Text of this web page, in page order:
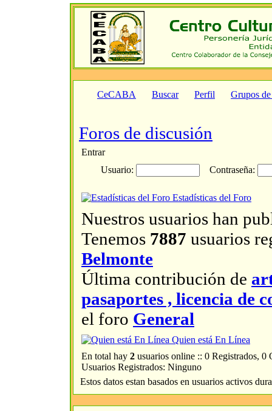
CeCABA Buscar Perfil Grupos
Foros de discusión
Entrar
Usuario:
Contraseña:
Estadísticas del Foro
Nuestros usuarios han
Tenemos 7887 usuarios
Belmonte
Última contribución de
pasaportes , licencia de
el foro General
Quien está En Línea
En total hay 2 usuarios online :: 0 Registrados,
Usuarios Registrados: Ninguno
Estos datos estan basados en usuarios activos